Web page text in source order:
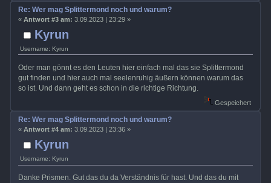
Kyrun
Username: Kyrun
Re: Wer mag Splittermond noch und warum?
« Antwort #3 am: 3.09.2023 | 23:29 »
Oder man gönnt es den Leuten hier einfach mal das sie Splittermond
gut finden und hier auch mal seelenruhig äußern können warum das
so ist. Und dann geht es schon in die richtige Richtung.
Gespeichert
Kyrun
Username: Kyrun
Re: Wer mag Splittermond noch und warum?
« Antwort #4 am: 3.09.2023 | 23:36 »
Danke Prismen. Gut das du da Verständnis für hast. Und das du mit